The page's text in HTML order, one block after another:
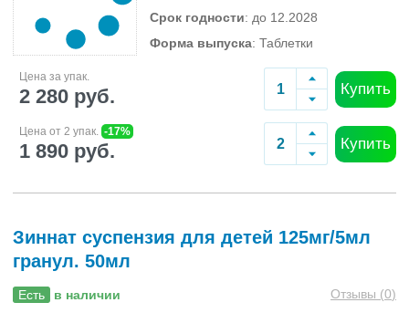
Срок годности: до 12.2028
Форма выпуска: Таблетки
Цена за упак.
2 280 руб. Купить
Цена от 2 упак. -17%
1 890 руб. Купить
Зиннат суспензия для детей 125мг/5мл
гранул. 50мл
Есть в наличии Отзывы (0)